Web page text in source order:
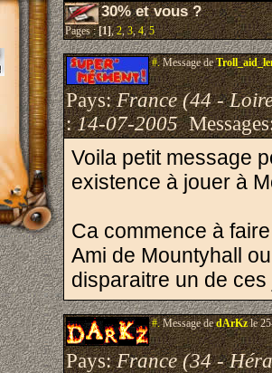
30% et vous ?
Pages :[1],2,3,4,5
#.Message de
Pays:France (44 -
:14-07-2005
Voila petit message
existence à jouer à
Ca commence à
Ami de Mountyhall
disparaitre un de
#.Message dedArKzle
Pays:France (34 -